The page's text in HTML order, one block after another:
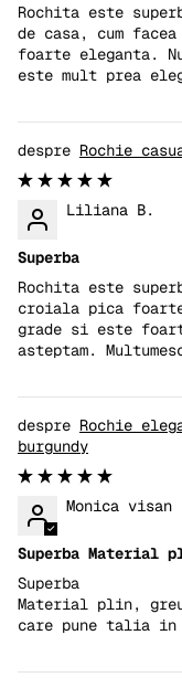
Rochita este
de casa, cum
foarte eleganta.
este mult prea
Rochie
Liliana B.
Superba
Rochita este
croiala pica
grade si este
asteptam.
Rochie
burgundy
Monica visan
Superba Material
Superba
Material plin,
care pune talia in